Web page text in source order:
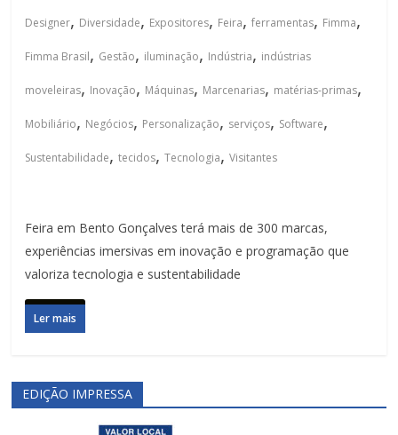
Designer, Diversidade, Expositores, Feira,ferramentas, Fimma,
Fimma Brasil, Gestão, iluminação, Indústria, indústrias
moveleiras, Inovação, Máquinas, Marcenarias, matérias-primas,
Mobiliário, Negócios, Personalização, serviços, Software,
Sustentabilidade,tecidos,Tecnologia,Visitantes
Feira em Bento Gonçalves terá mais de 300 marcas,
experiências imersivas em inovação e programação que
valoriza tecnologia e sustentabilidade
Ler mais
EDIÇÃO IMPRESSA